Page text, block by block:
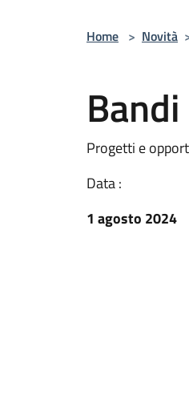
Home > Novità
Progetti e
Data :
1 agosto 2024